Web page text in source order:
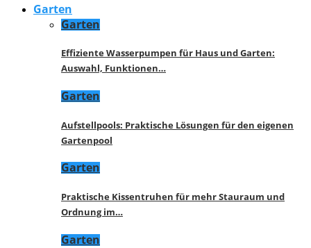
Garten
Garten
Effiziente Wasserpumpen für Haus und Garten:
Auswahl, Funktionen…
Garten
Aufstellpools: Praktische Lösungen für den eigenen
Gartenpool
Garten
Praktische Kissentruhen für mehr Stauraum und
Ordnung im…
Garten